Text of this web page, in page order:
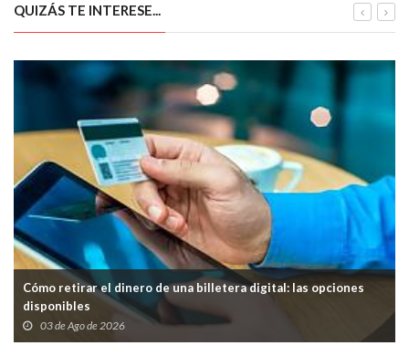
QUIZÁS TE INTERESE...
Cómo retirar el dinero de una billetera digital: las opciones
disponibles
03 de Ago de 2026